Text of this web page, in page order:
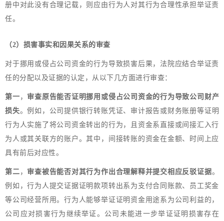
册中对此没有合理记载，则应由行为人对其行为合理性承担举证责
任。
（2）损害事实和因果关系的审查
对于挪用或侵占公司资金的行为导致损害后果，法院应结合举证责
任的分配以及证据的认定，从以下几方面进行审查：
第一 ， 审查原告能否证明挪用或侵占公司资金的行为导致公司财产
损失。例如，公司提供银行转账凭证、审计报告或财务账册等证明
行为人实施了将公司资金转出的行为，且资金系直接或间接汇入行
为人或其关联方的账户。其中，间接转账的资金在金额、时间上应
具有前后对应性。
第二 ， 审查被告能否对其行为作出合理解释并提交相应反驳证据。
例如，行为人提交证据证明款项转出系为支付合同账款、员工奖金
等公司经营所用。行为人能够举证证明资金用途系为公司利益的，
公司应对损害行为继续举证。公司未能进一步举证证明损害存在